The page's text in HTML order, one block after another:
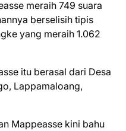
meraih 749 suara
berselisih tipis
yang meraih 1.062
itu berasal dari Desa
Lappamaloang,
Mappeasse kini bahu